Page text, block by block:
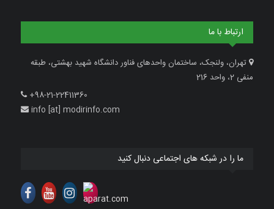
ارتباط با ما
تهران، ولنجک، ساختمان واحدهای فناور دانشگاه شهید بهشتی، طبقه
منفی 2، واحد 216
+98-21-22411360
info [at] modirinfo.com
ما را در شبکه های اجتماعی دنبال کنید